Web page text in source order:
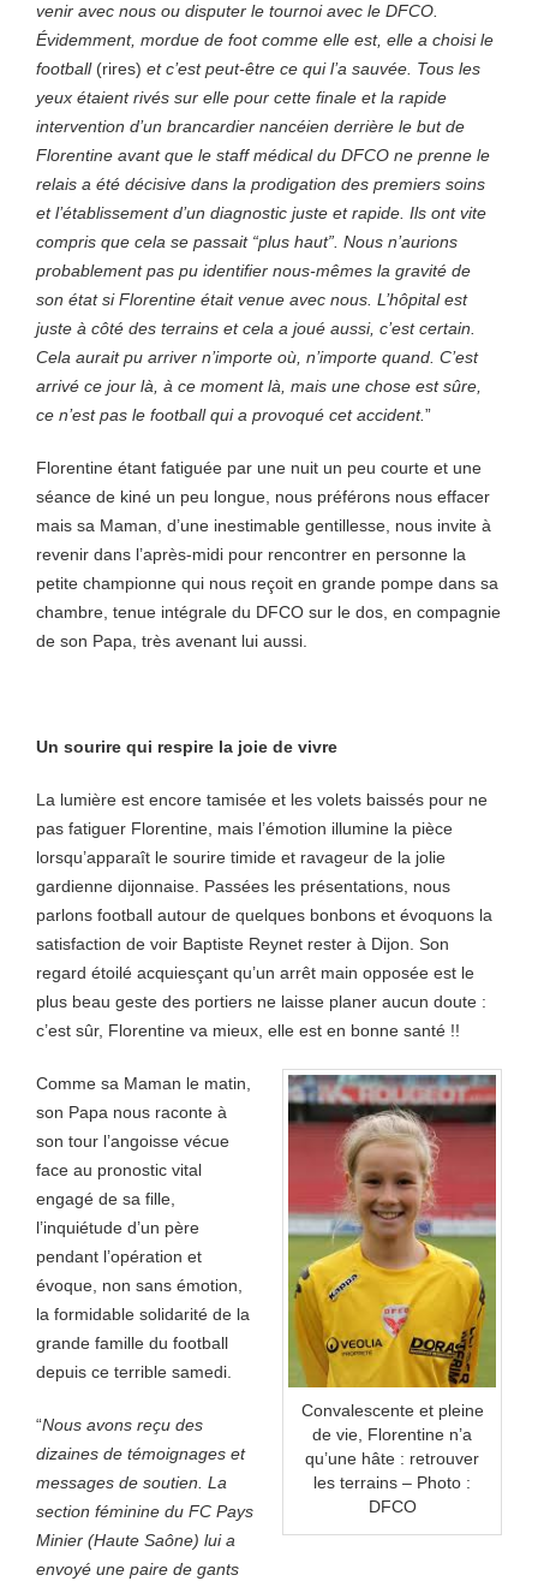
venir avec nous ou disputer le tournoi avec le DFCO.
Évidemment, mordue de foot comme elle est, elle a choisi le
football(rires) et c’est peut-être ce qui l’a sauvée. Tous les
yeux étaient rivés sur elle pour cette finale et la rapide
intervention d’un brancardier nancéien derrière le but de
Florentine avant que le staff médical du DFCO ne prenne le
relais a été décisive dans la prodigation des premiers soins
et l’établissement d’un diagnostic juste et rapide. Ils ont vite
compris que cela se passait “plus haut”. Nous n’aurions
probablement pas pu identifier nous-mêmes la gravité de
son état si Florentine était venue avec nous. L’hôpital est
juste à côté des terrains et cela a joué aussi, c’est certain.
Cela aurait pu arriver n’importe où, n’importe quand. C’est
arrivé ce jour là, à ce moment là, mais une chose est sûre,
ce n’est pas le football qui a provoqué cet accident.”
Florentine étant fatiguée par une nuit un peu courte et une
séance de kiné un peu longue, nous préférons nous effacer
mais sa Maman, d’une inestimable gentillesse, nous invite à
revenir dans l’après-midi pour rencontrer en personne la
petite championne qui nous reçoit en grande pompe dans sa
chambre, tenue intégrale du DFCO sur le dos, en compagnie
de son Papa, très avenant lui aussi.
Un sourire qui respire la joie de vivre
La lumière est encore tamisée et les volets baissés pour ne
pas fatiguer Florentine, mais l’émotion illumine la pièce
lorsqu’apparaît le sourire timide et ravageur de la jolie
gardienne dijonnaise. Passées les présentations, nous
parlons football autour de quelques bonbons et évoquons la
satisfaction de voir Baptiste Reynet rester à Dijon. Son
regard étoilé acquiesçant qu’un arrêt main opposée est le
plus beau geste des portiers ne laisse planer aucun doute :
c’est sûr, Florentine va mieux, elle est en bonne santé !!
Convalescente et pleine
de vie, Florentine n’a
qu’une hâte : retrouver
les terrains – Photo :
DFCO
Comme sa Maman le matin,
son Papa nous raconte à
son tour l’angoisse vécue
face au pronostic vital
engagé de sa fille,
l’inquiétude d’un père
pendant l’opération et
évoque, non sans émotion,
la formidable solidarité de la
grande famille du football
depuis ce terrible samedi.
“Nous avons reçu des
dizaines de témoignages et
messages de soutien. La
section féminine du FC Pays
Minier (Haute Saône) lui a
envoyé une paire de gants